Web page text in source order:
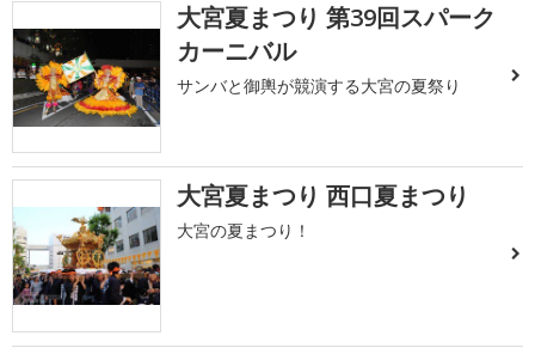
大宮夏まつり 第39回スパーク
カーニバル
サンバと御輿が競演する大宮の夏祭り
大宮夏まつり 西口夏まつり
大宮の夏まつり！